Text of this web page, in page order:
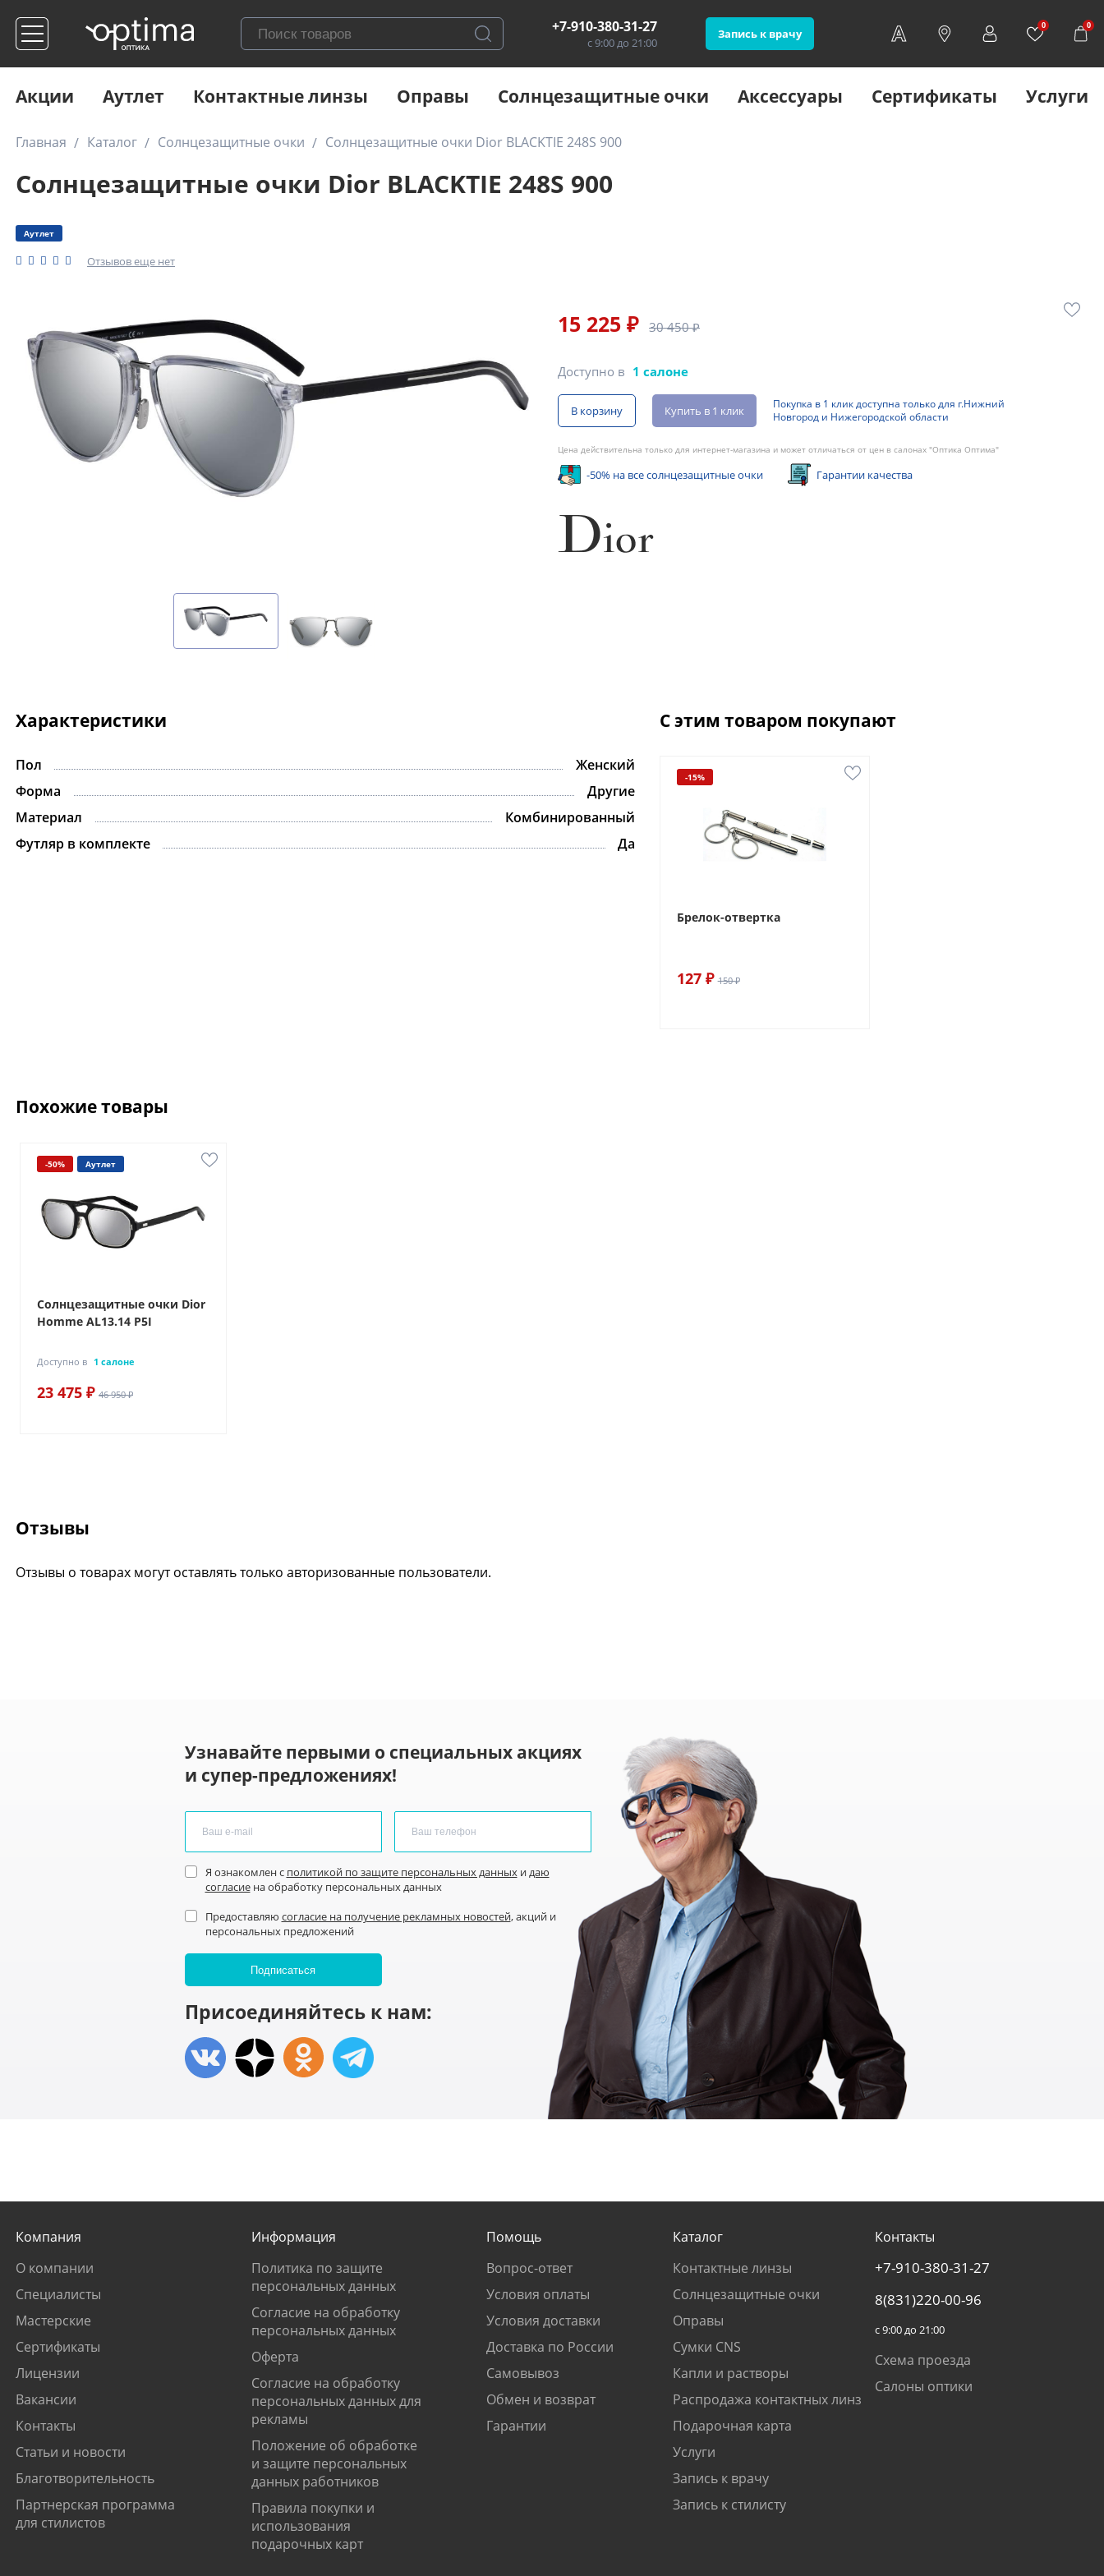
+7-910-380-31-27
с 9:00 до 21:00
Запись к врачу
0 0
Акции Аутлет Контактные линзы Оправы Солнцезащитные очки Аксессуары Сертификаты Услуги
Главная Каталог Солнцезащитные очки Солнцезащитные очки Dior BLACKTIE 248S 900
Солнцезащитные очки Dior BLACKTIE 248S 900
Аутлет
Отзывов еще нет
15 225 ₽ 30 450 ₽
Доступно в 1 салоне
В корзину Купить в 1 клик
Покупка в 1 клик доступна только для г.Нижний
Новгород и Нижегородской области
Цена действительна только для интернет-магазина и может отличаться от цен в салонах "Оптика Оптима"
-50% на все солнцезащитные очки Гарантии качества
Характеристики
Пол
Женский
Форма
Другие
Материал
Комбинированный
Футляр в комплекте
Да
С этим товаром покупают
-15%
Брелок-отвертка
127 ₽ 150 ₽
Похожие товары
-50% Аутлет
Солнцезащитные очки Dior
Homme AL13.14 P5I
Доступно в 1 салоне
23 475 ₽ 46 950 ₽
Отзывы
Отзывы о товарах могут оставлять только авторизованные пользователи.
Узнавайте первыми о специальных акциях
и супер-предложениях!
Я ознакомлен с политикой по защите персональных данныхи даю
согласиена обработку персональных данных
Предоставляю согласие на получение рекламных новостей, акций и
персональных предложений
Присоединяйтесь к нам:
Компания
О компании
Специалисты
Мастерские
Сертификаты
Лицензии
Вакансии
Контакты
Статьи и новости
Благотворительность
Партнерская программа
для стилистов
Информация
Политика по защите
персональных данных
Согласие на обработку
персональных данных
Оферта
Согласие на обработку
персональных данных для
рекламы
Положение об обработке
и защите персональных
данных работников
Правила покупки и
использования
подарочных карт
Помощь
Вопрос-ответ
Условия оплаты
Условия доставки
Доставка по России
Самовывоз
Обмен и возврат
Гарантии
Каталог
Контактные линзы
Солнцезащитные очки
Оправы
Сумки CNS
Капли и растворы
Распродажа контактных линз
Подарочная карта
Услуги
Запись к врачу
Запись к стилисту
Контакты
+7-910-380-31-27
8(831)220-00-96
с 9:00 до 21:00
Схема проезда
Салоны оптики